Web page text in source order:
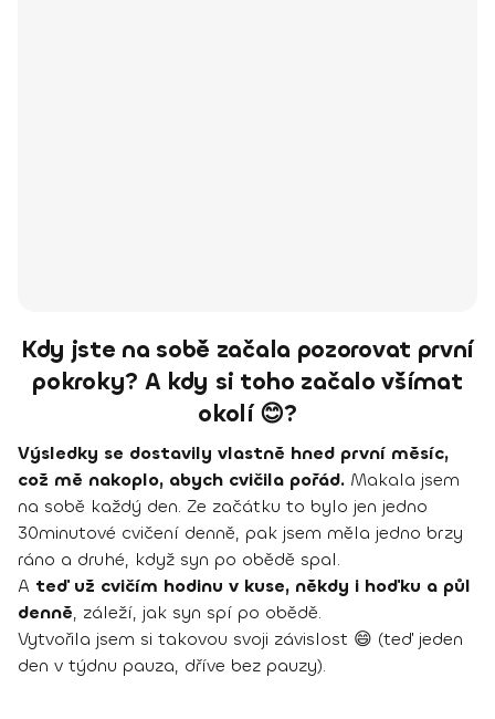
Kdy jste na sobě začala pozorovat první
pokroky? A kdy si toho začalo všímat
okolí 😊?
Výsledky se dostavily vlastně hned první měsíc,
což mě nakoplo, abych cvičila pořád. Makala jsem
na sobě každý den. Ze začátku to bylo jen jedno
30minutové cvičení denně, pak jsem měla jedno brzy
ráno a druhé, když syn po obědě spal.
A teď už cvičím hodinu v kuse, někdy i hoďku a půl
denně, záleží, jak syn spí po obědě.
Vytvořila jsem si takovou svoji závislost 😄 (teď jeden
den v týdnu pauza, dříve bez pauzy).